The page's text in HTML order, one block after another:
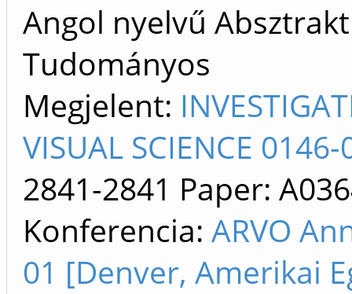
Angol nyelvű
Tudományos
Megjelent:
VISUAL SCIENCE
2841-2841 Paper:
Konferencia: ARVO
01 [Denver, Amerikai